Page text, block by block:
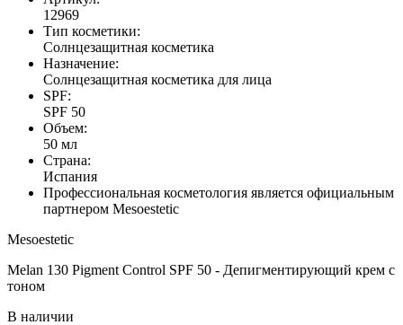
12969
Тип косметики:
Солнцезащитная косметика
Назначение:
Солнцезащитная косметика для лица
SPF:
SPF 50
Объем:
50 мл
Страна:
Испания
Профессиональная косметология является официальным
партнером Mesoestetic
Mesoestetic
Melan 130 Pigment Control SPF 50 - Депигментирующий крем с
тоном
В наличии